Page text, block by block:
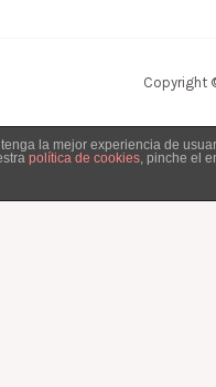
Copyright
la mejor experiencia de
política de cookies, pinche el